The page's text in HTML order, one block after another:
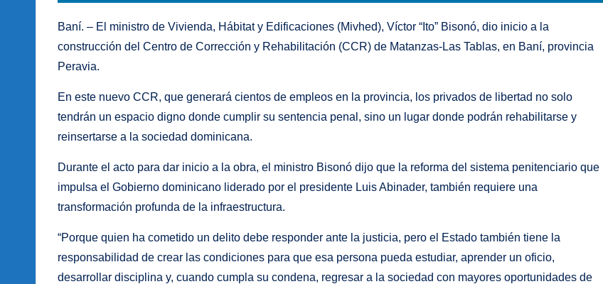
Baní. – El ministro de Vivienda, Hábitat y Edificaciones (Mivhed), Víctor “Ito” Bisonó, dio inicio a la
construcción del Centro de Corrección y Rehabilitación (CCR) de Matanzas-Las Tablas, en Baní, provincia
Peravia.
En este nuevo CCR, que generará cientos de empleos en la provincia, los privados de libertad no solo
tendrán un espacio digno donde cumplir su sentencia penal, sino un lugar donde podrán rehabilitarse y
reinsertarse a la sociedad dominicana.
Durante el acto para dar inicio a la obra, el ministro Bisonó dijo que la reforma del sistema penitenciario que
impulsa el Gobierno dominicano liderado por el presidente Luis Abinader, también requiere una
transformación profunda de la infraestructura.
“Porque quien ha cometido un delito debe responder ante la justicia, pero el Estado también tiene la
responsabilidad de crear las condiciones para que esa persona pueda estudiar, aprender un oficio,
desarrollar disciplina y, cuando cumpla su condena, regresar a la sociedad con mayores oportunidades de